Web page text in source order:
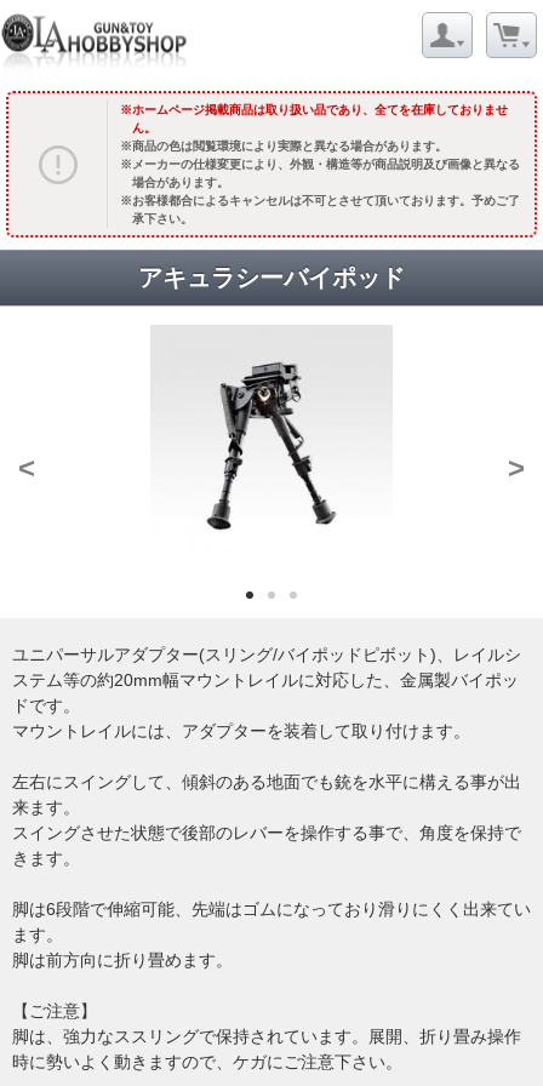
ホームページ掲載商品は取り扱い品であり、全てを在庫しておりませ
ん。
商品の色は閲覧環境により実際と異なる場合があります。
メーカーの仕様変更により、外観・構造等が商品説明及び画像と異なる
場合があります。
お客様都合によるキャンセルは不可とさせて頂いております。予めご了
承下さい。
アキュラシーバイポッド
< >
ユニパーサルアダプター(スリング/バイポッドピボット)、レイルシ
ステム等の約20mm幅マウントレイルに対応した、金属製バイポッ
ドです。
マウントレイルには、アダプターを装着して取り付けます。
左右にスイングして、傾斜のある地面でも銃を水平に構える事が出
来ます。
スイングさせた状態で後部のレバーを操作する事で、角度を保持で
きます。
脚は6段階で伸縮可能、先端はゴムになっており滑りにくく出来てい
ます。
脚は前方向に折り畳めます。
【ご注意】
脚は、強力なススリングで保持されています。展開、折り畳み操作
時に勢いよく動きますので、ケガにご注意下さい。